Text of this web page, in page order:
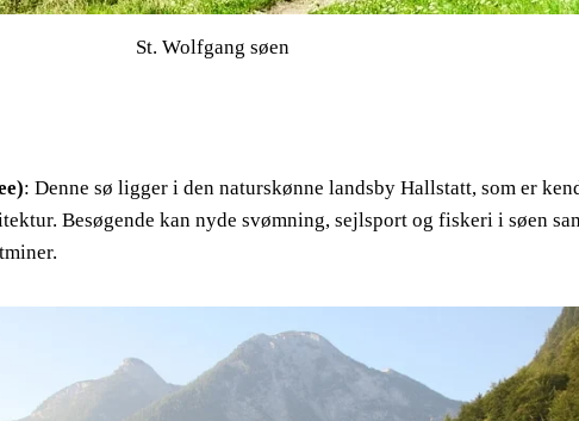
St. Wolfgang søen
: Denne sø ligger i den naturskønne landsby Hallstatt, som er
Besøgende kan nyde svømning, sejlsport og fiskeri i søen